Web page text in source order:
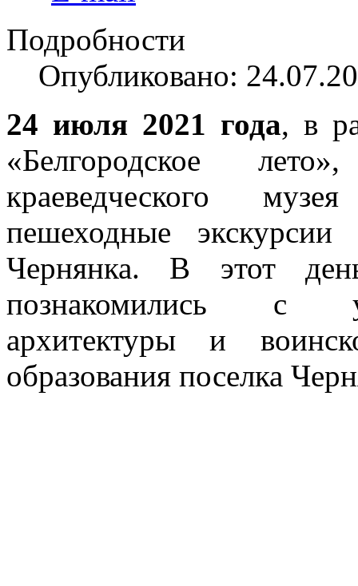
Подробности
Опубликовано:
24 июля 2021 года, в
«Белгородское
краеведческого
пешеходные
Чернянка. В этот
познакомились с
архитектуры и
образования поселка